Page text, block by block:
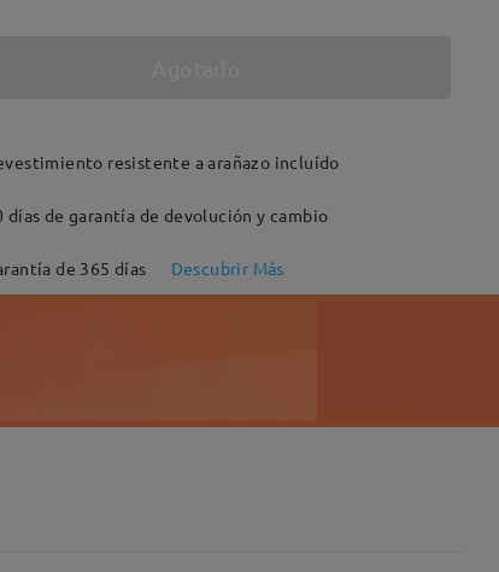
resistente a arañazo incluído
días de garantía de devolución y cambio
de 365 días Descubrir Más